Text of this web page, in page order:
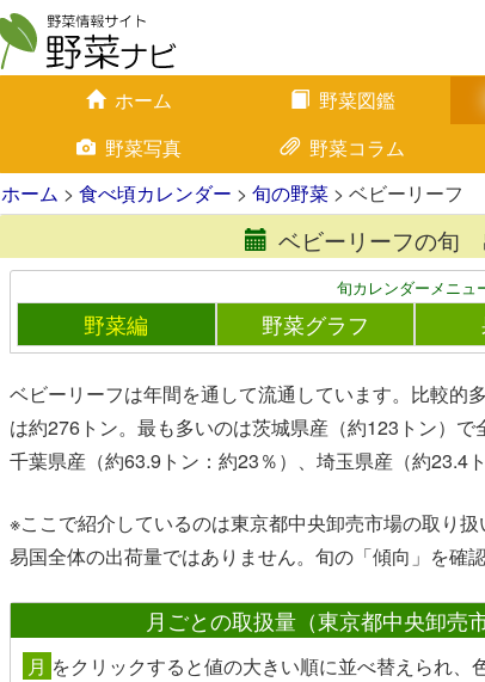
ホーム 野菜図鑑
野菜写真
野菜コラム
ホーム > 食べ頃カレンダー > 旬の野菜 > ベビーリーフ
ベビーリーフの旬
旬カレンダーメニュ
野菜編 野菜グラフ
ベビーリーフは年間を通して流通しています。比較的
は約276トン。最も多いのは茨城県産（約123トン）
千葉県産（約63.9トン：約23％）、埼玉県産（約23.4
※ここで紹介しているのは東京都中央卸売市場の取り
易国全体の出荷量ではありません。旬の「傾向」を確
月ごとの取扱量（東京都中央卸
月 をクリックすると値の大きい順に並べ替えられ、